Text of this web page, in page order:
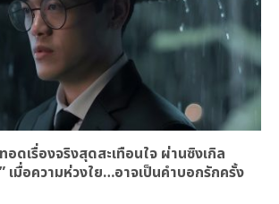
ดเรื่องจริงสุดสะเทือนใจ ผ่านซิงเกิล
เมื่อความห่วงใย…อาจเป็นคำบอกรักครั้ง